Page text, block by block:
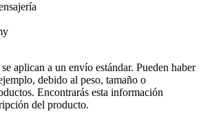
aplican a un envío estándar. Pueden haber
debido al peso, tamaño o
Encontrarás esta información
del producto.